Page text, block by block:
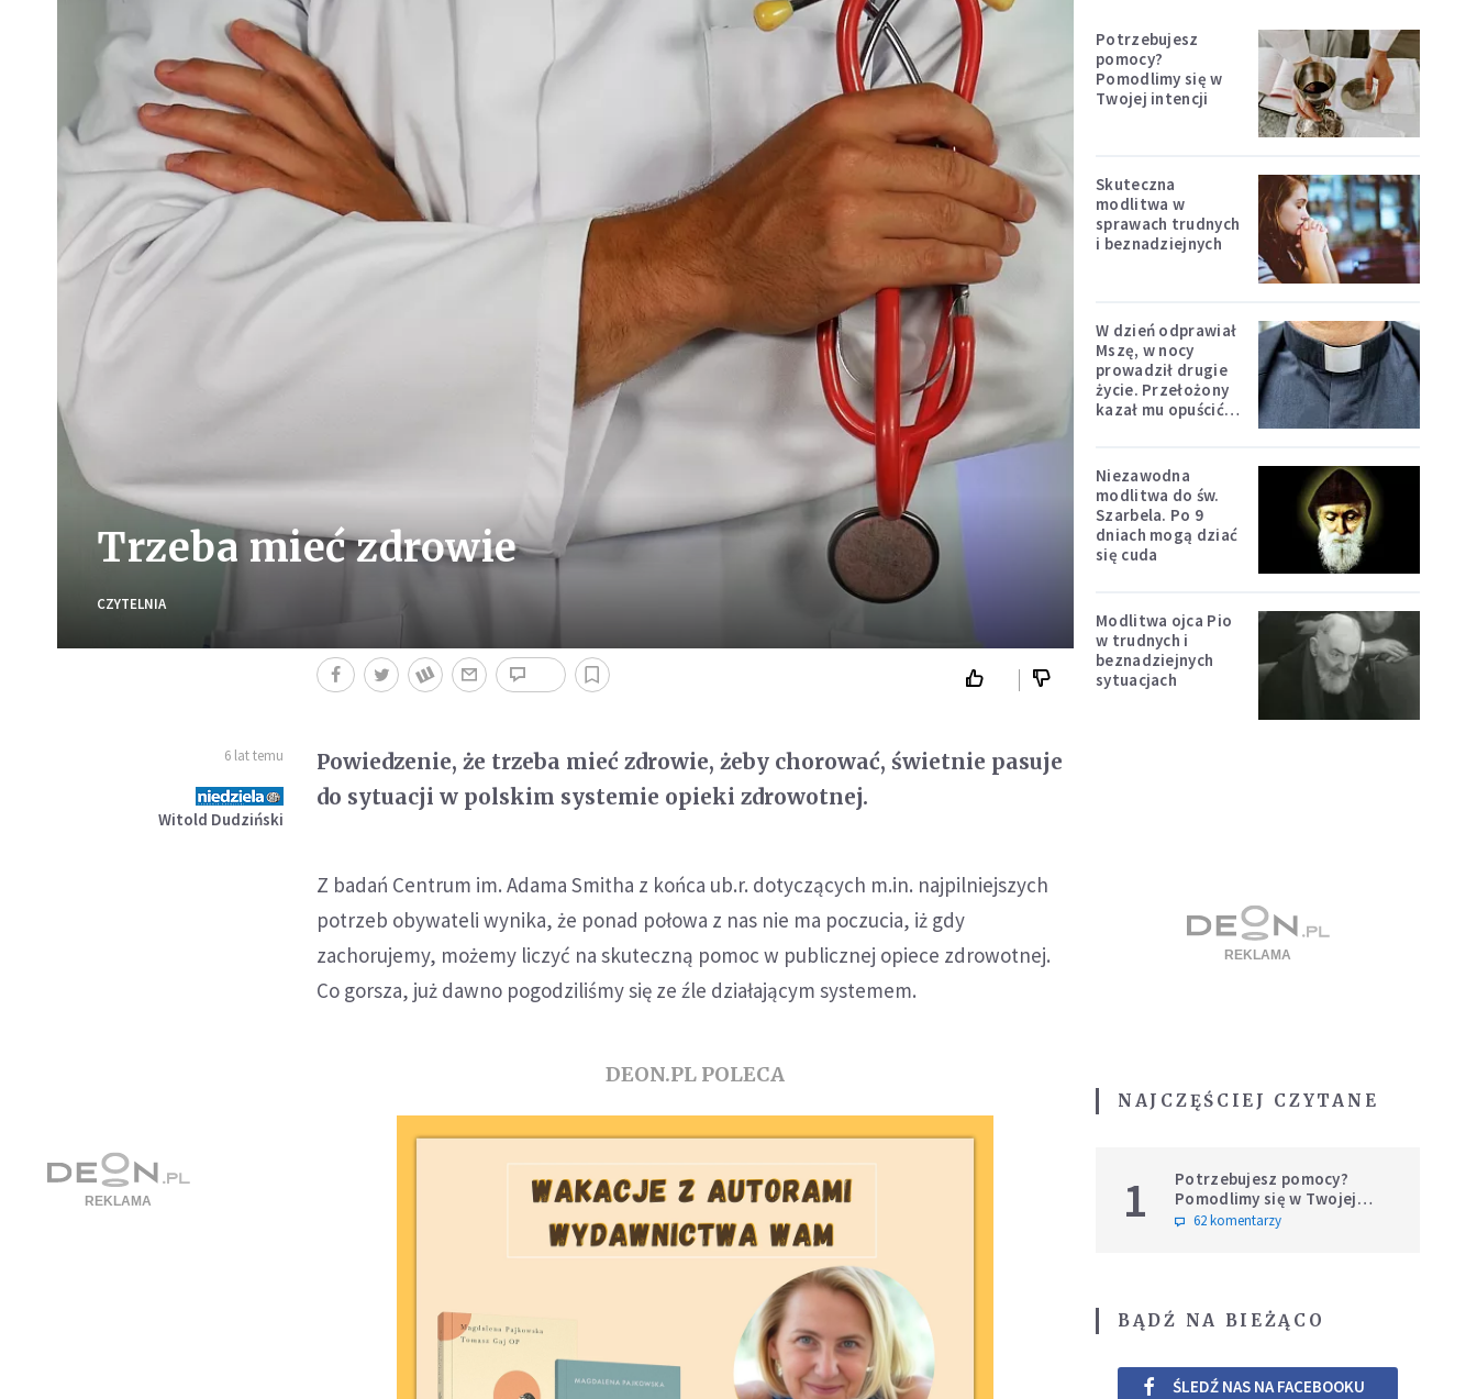
Trzeba mieć zdrowie
CZYTELNIA
6 lat temu
Witold Dudziński
Powiedzenie, że trzeba mieć zdrowie, żeby chorować, świetnie pasuje
do sytuacji w polskim systemie opieki zdrowotnej.
Z badań Centrum im. Adama Smitha z końca ub.r. dotyczących m.in. najpilniejszych
potrzeb obywateli wynika, że ponad połowa z nas nie ma poczucia, iż gdy
zachorujemy, możemy liczyć na skuteczną pomoc w publicznej opiece zdrowotnej.
Co gorsza, już dawno pogodziliśmy się ze źle działającym systemem.
DEON.PL POLECA
Potrzebujesz
pomocy?
Pomodlimy się w
Twojej intencji
Skuteczna
modlitwa w
sprawach trudnych
i beznadziejnych
W dzień odprawiał
Mszę, w nocy
prowadził drugie
życie. Przełożony
kazał mu opuścić
Niezawodna
modlitwa do św.
Szarbela. Po 9
dniach mogą dziać
się cuda
Modlitwa ojca Pio
w trudnych i
beznadziejnych
sytuacjach
NAJCZĘŚCIEJ CZYTANE
1
Potrzebujesz pomocy?
Pomodlimy się w Twojej
intencji
62 komentarzy
BĄDŹ NA BIEŻĄCO
ŚLEDŹ NAS NA FACEBOOKU